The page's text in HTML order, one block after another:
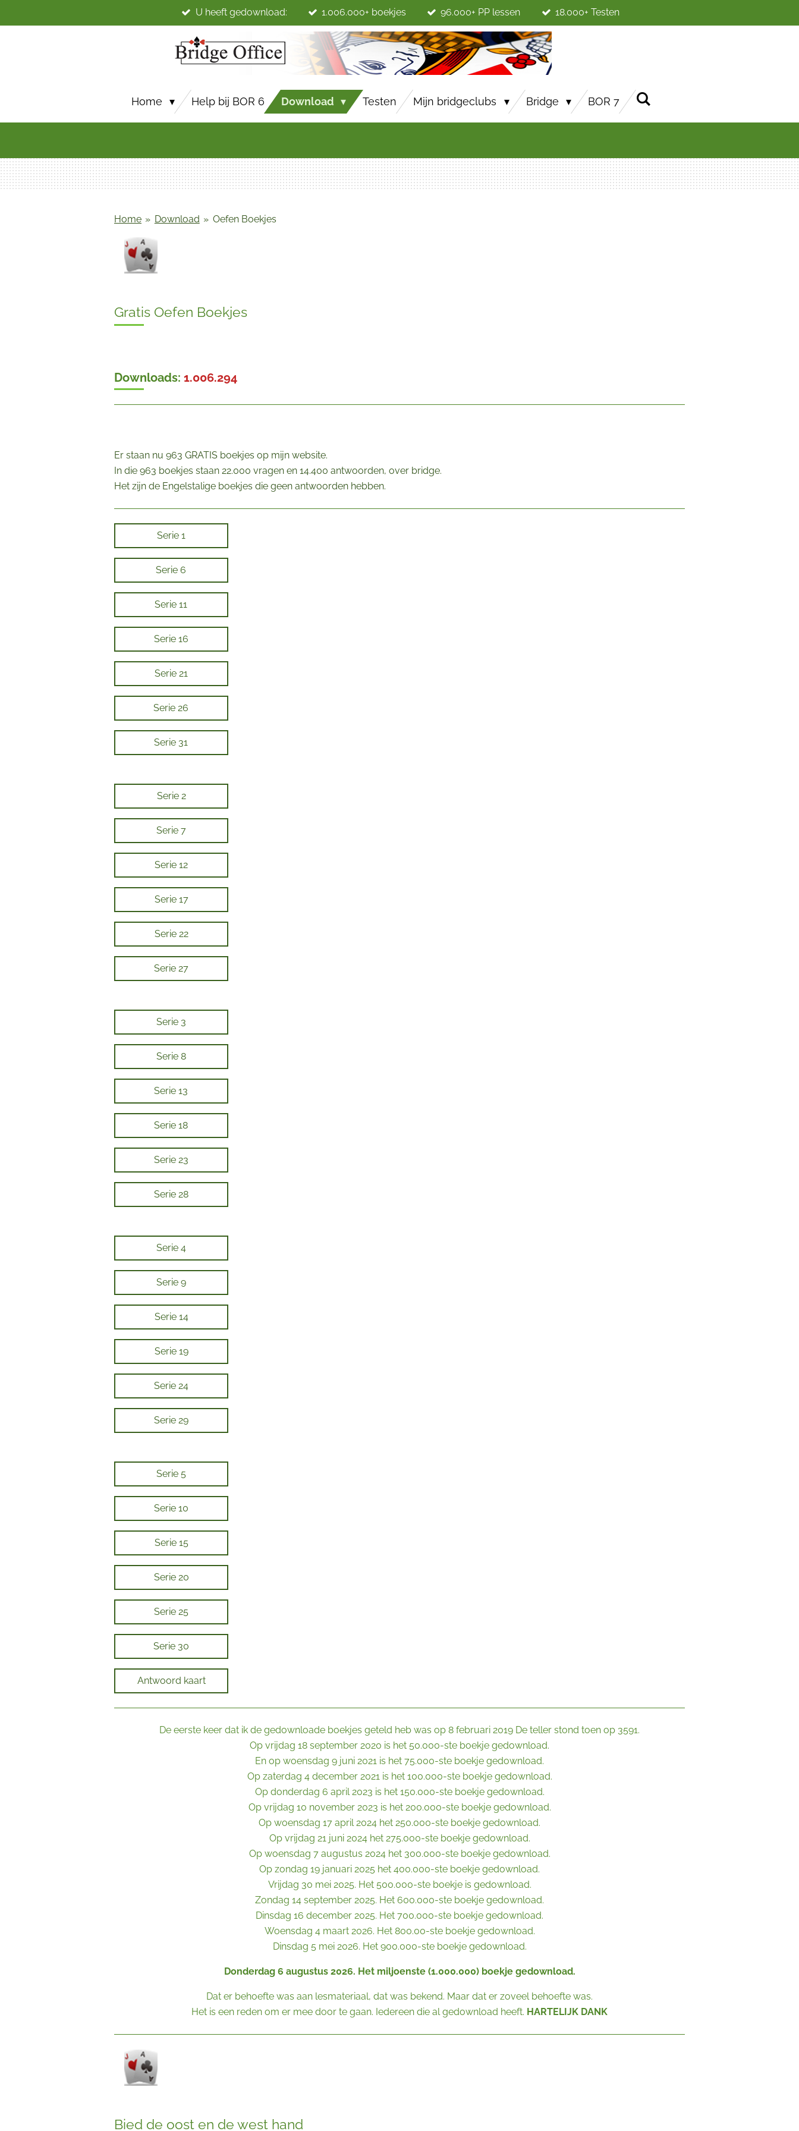
direct
U heeft gedownload: 1.006.000+ boekjes 96.000+ PP lessen 18.000+ Testen
Home Help bij BOR 6 Download Testen Mijn bridgeclubs Bridge BOR 7
Home » Download » Oefen Boekjes
Gratis Oefen Boekjes
Downloads: 1.006.294
Er staan nu 963 GRATIS boekjes op mijn website.
In die 963 boekjes staan 22.000 vragen en 14.400 antwoorden, over bridge.
Het zijn de Engelstalige boekjes die geen antwoorden hebben.
Serie 1
Serie 6
Serie 11
Serie 16
Serie 21
Serie 26
Serie 31
Serie 2
Serie 7
Serie 12
Serie 17
Serie 22
Serie 27
Serie 3
Serie 8
Serie 13
Serie 18
Serie 23
Serie 28
Serie 4
Serie 9
Serie 14
Serie 19
Serie 24
Serie 29
Serie 5
Serie 10
Serie 15
Serie 20
Serie 25
Serie 30
Antwoord kaart
De eerste keer dat ik de gedownloade boekjes geteld heb was op 8 februari 2019 De teller stond toen op 3591.
Op vrijdag 18 september 2020 is het 50.000-ste boekje gedownload.
En op woensdag 9 juni 2021 is het 75.000-ste boekje gedownload.
Op zaterdag 4 december 2021 is het 100.000-ste boekje gedownload.
Op donderdag 6 april 2023 is het 150.000-ste boekje gedownload.
Op vrijdag 10 november 2023 is het 200.000-ste boekje gedownload.
Op woensdag 17 april 2024 het 250.000-ste boekje gedownload.
Op vrijdag 21 juni 2024 het 275.000-ste boekje gedownload.
Op woensdag 7 augustus 2024 het 300.000-ste boekje gedownload.
Op zondag 19 januari 2025 het 400.000-ste boekje gedownload.
Vrijdag 30 mei 2025. Het 500.000-ste boekje is gedownload.
Zondag 14 september 2025. Het 600.000-ste boekje gedownload.
Dinsdag 16 december 2025. Het 700.000-ste boekje gedownload.
Woensdag 4 maart 2026. Het 800.00-ste boekje gedownload.
Dinsdag 5 mei 2026. Het 900.000-ste boekje gedownload.
Donderdag 6 augustus 2026. Het miljoenste (1.000.000) boekje gedownload.
Dat er behoefte was aan lesmateriaal, dat was bekend. Maar dat er zoveel behoefte was.
Het is een reden om er mee door te gaan. Iedereen die al gedownload heeft. HARTELIJK DANK
Bied de oost en de west hand